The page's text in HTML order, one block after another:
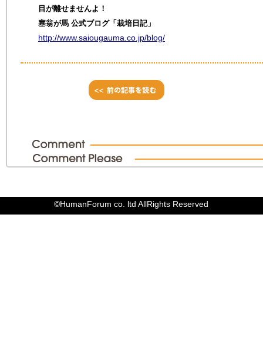
目が離せませんよ！
塞翁が馬 公式ブログ「栽培日記」
http://www.saiougauma.co.jp/blog/
©HumanForum co. ltd AllRights Reserved